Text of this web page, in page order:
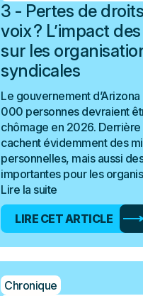
3 - Pertes de
voix ? L’impact
sur les
syndicales
Le gouvernement
000 personnes devraient
chômage en 2026.
cachent évidemment des
personnelles, mais aussi
importantes pour les
Lire la suite
LIRE CET ARTICLE
Chronique